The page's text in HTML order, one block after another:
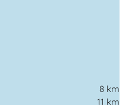
8 km
11 km